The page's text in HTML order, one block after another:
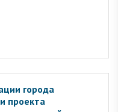
города
проекта